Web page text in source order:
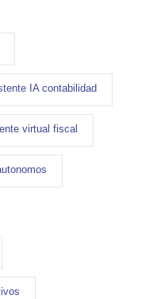
IA contabilidad
virtual fiscal